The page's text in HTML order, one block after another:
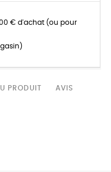
€ d'achat (ou pour
PRODUIT AVIS